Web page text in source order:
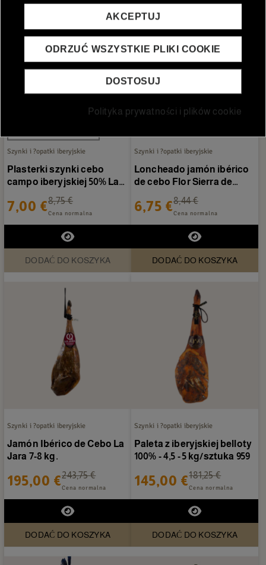
Szynki i ?opatki iberyjskie
Plasterki szynki cebo
campo iberyjskiej 50% La
Joya 80 g
7,00 €8,75 €
Cena normalna
DODAĆ DO KOSZYKA
Szynki i ?opatki iberyjskie
Loncheado jamón ibérico
de cebo Flor Sierra de
Jabugo 80gr
6,75 €8,44 €
Cena normalna
DODAĆ DO KOSZYKA
Szynki i ?opatki iberyjskie
Jamón Ibérico de Cebo La
Jara 7-8 kg.
195,00 €243,75 €
Cena normalna
DODAĆ DO KOSZYKA
Szynki i ?opatki iberyjskie
Paleta z iberyjskiej belloty
100% - 4,5 - 5 kg/sztuka 959
145,00 €181,25 €
Cena normalna
DODAĆ DO KOSZYKA
AKCEPTUJ
ODRZUĆ WSZYSTKIE PLIKI COOKIE
DOSTOSUJ
Polityka prywatności i plików cookie